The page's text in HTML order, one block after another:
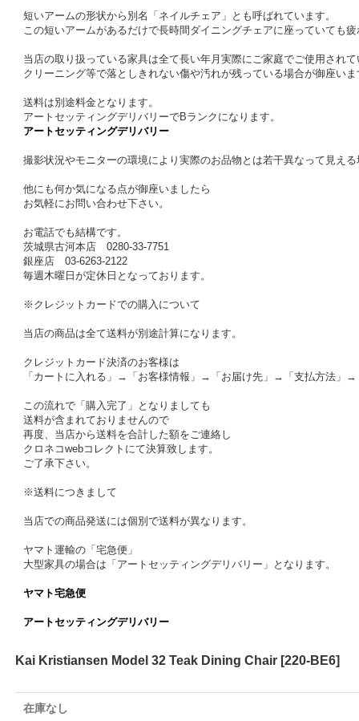
短いアームの形状から別名「ネイルチェア」とも呼ばれています。
この短いアームがあるだけで長時間ダイニングチェアに座っていても
当店の取り扱っている家具は全て長い年月実際にご家庭でご使用され
クリーニング等で落としきれない傷や汚れが残っている場合が御座い
送料は別途料金となります。
アートセッティングデリバリーでBランクになります。
アートセッティングデリバリー
撮影状況やモニターの環境により実際のお品物とは若干異なって見え
他にも何か気になる点が御座いましたら
お気軽にお問い合わせ下さい。
お電話でも結構です。
茨城県古河本店 0280-33-7751
銀座店 03-6263-2122
毎週木曜日が定休日となっております。
※クレジットカードでの購入について
当店の商品は全て送料が別途計算になります。
クレジットカード決済のお客様は
「カートに入れる」→「お客様情報」→「お届け先」→「支払方法」
この流れで「購入完了」となりましても
送料が含まれておりませんので
再度、当店から送料を合計した額をご連絡し
クロネコwebコレクトにて決算致します。
ご了承下さい。
※送料につきまして
当店での商品発送には個別で送料が異なります。
ヤマト運輸の「宅急便」
大型家具の場合は「アートセッティングデリバリー」となります。
ヤマト宅急便
アートセッティングデリバリー
Kai Kristiansen Model 32 Teak Dining Chair [220-BE6]
在庫なし